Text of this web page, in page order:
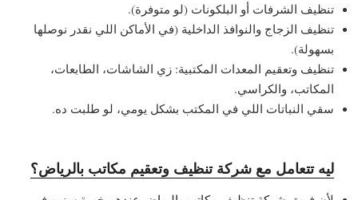
تنظيف الشرفات أو البلكونات (لو متوفرة).
تنظيف الزجاج والنوافذ الداخلية (في الأماكن اللي نقدر نوصلها
بسهولة).
تنظيف وتعقيم المعدات المكتبية: زي الشاشات، الطابعات،
المكاتب، والكراسي.
سقي النباتات اللي في المكتب بشكل يومي، لو طلبت ده.
ليه تتعامل مع شركة تنظيف وتعقيم مكاتب بالرياض؟